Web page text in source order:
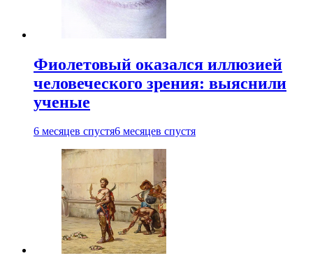
Фиолетовый оказался иллюзией
человеческого зрения: выяснили
ученые
6 месяцев спустя6 месяцев спустя